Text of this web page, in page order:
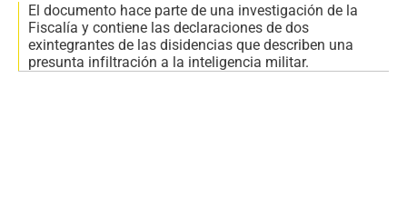
El documento hace parte de una investigación de la
Fiscalía y contiene las declaraciones de dos
exintegrantes de las disidencias que describen una
presunta infiltración a la inteligencia militar.